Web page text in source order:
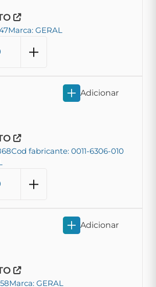
Marca: GERAL
Cod fabricante: 0011-6306-010
Adicionar
Marca: GERAL
Adicionar